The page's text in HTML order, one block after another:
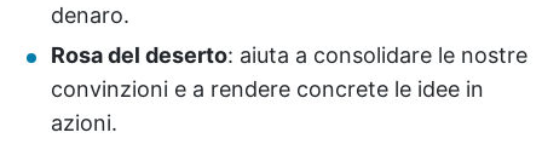
denaro.
Rosa del deserto: aiuta a consolidare le nostre
convinzioni e a rendere concrete le idee in
azioni.